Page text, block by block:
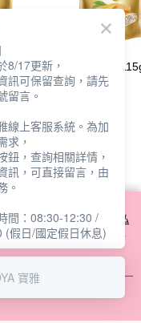
天
森之果物嚴選
果乾
方式之詳情，及若您不希
設定，請參閱本網站「
隱私
您同意本公司得按本網站使
8/17更新，
訊可保留查詢，請先
留言。
線上客服系統。為加
求，
鈕，查詢相關詳情，
訊，可直接留言，由
。
間：08:30-12:30 /
(假日/國定假日休息)
寶雅